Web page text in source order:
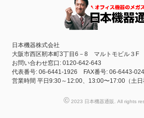
日本機器株式会社
大阪市西区靭本町3丁目6－8 マルトモビル３F
お問い合わせ窓口: 0120-642-643
代表番号: 06-6441-1926 FAX番号: 06-6443-
営業時間 平日9:30～12:00、13:00〜17:00（土日
©2023 日本機器通販. All rights